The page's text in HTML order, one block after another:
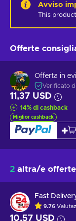
Avviso
This
Offerte
Offerta in
Verificato
11,37 USD
14% di cashback
Miglior cashback
2 altra/e offerte
Fast
9.76
10,57 USD